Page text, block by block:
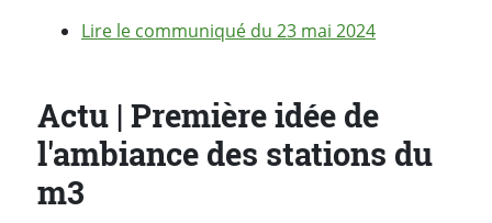
Lire le communiqué du 23 mai 2024
Actu | Première idée de
l'ambiance des stations du
m3